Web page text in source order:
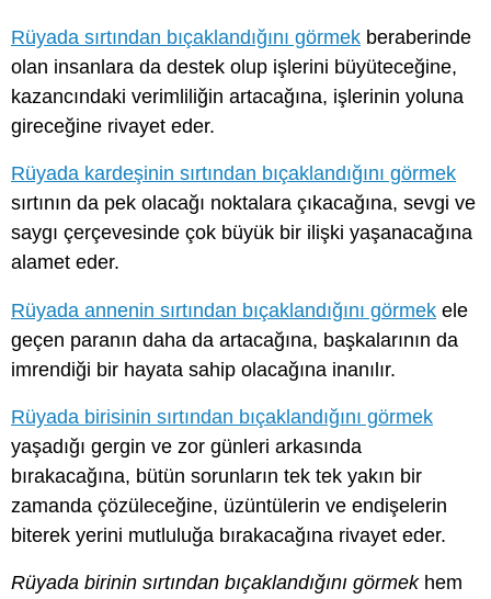
Rüyada sırtından bıçaklandığını görmek beraberinde
olan insanlara da destek olup işlerini büyüteceğine,
kazancındaki verimliliğin artacağına, işlerinin yoluna
gireceğine rivayet eder.
Rüyada kardeşinin sırtından bıçaklandığını görmek
sırtının da pek olacağı noktalara çıkacağına, sevgi ve
saygı çerçevesinde çok büyük bir ilişki yaşanacağına
alamet eder.
Rüyada annenin sırtından bıçaklandığını görmek ele
geçen paranın daha da artacağına, başkalarının da
imrendiği bir hayata sahip olacağına inanılır.
Rüyada birisinin sırtından bıçaklandığını görmek
yaşadığı gergin ve zor günleri arkasında
bırakacağına, bütün sorunların tek tek yakın bir
zamanda çözüleceğine, üzüntülerin ve endişelerin
biterek yerini mutluluğa bırakacağına rivayet eder.
Rüyada birinin sırtından bıçaklandığını görmekhem